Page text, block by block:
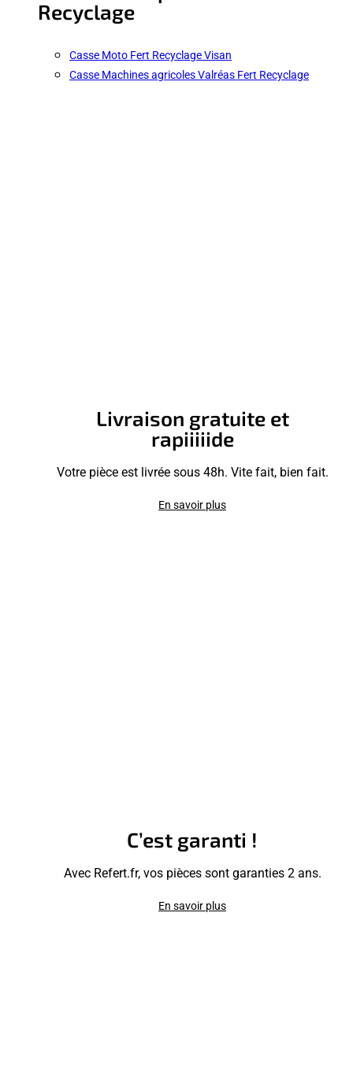
Recyclage
Casse Moto Fert Recyclage Visan
Casse Machines agricoles Valréas Fert Recyclage
Livraison gratuite et
rapiiiiide
Votre pièce est livrée sous 48h. Vite fait, bien fait.
En savoir plus
C’est garanti !
Avec Refert.fr, vos pièces sont garanties 2 ans.
En savoir plus